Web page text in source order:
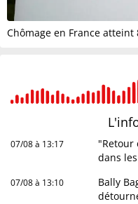
Chômage en France
07/08 à 13:17
"Retour
dans
07/08 à 13:10
Bally